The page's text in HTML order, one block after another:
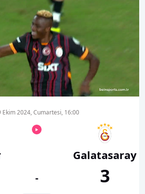
Ekim 2024, Cumartesi, 16:00
-
Galatasaray
3